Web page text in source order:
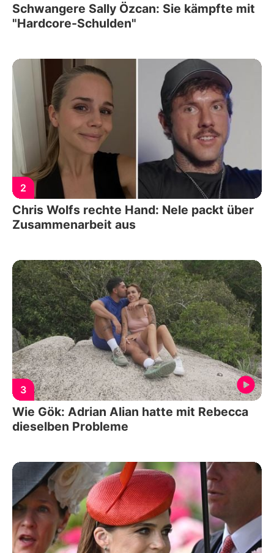
Schwangere Sally Özcan: Sie kämpfte mit
"Hardcore-Schulden"
2
Chris Wolfs rechte Hand: Nele packt über
Zusammenarbeit aus
3
Wie Gök: Adrian Alian hatte mit Rebecca
dieselben Probleme